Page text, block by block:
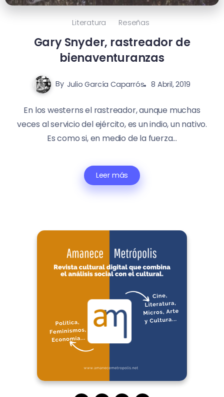
Literatura Reseñas
Gary Snyder, rastreador de
bienaventuranzas
By Julio García Caparrós 8 Abril, 2019
En los westerns el rastreador, aunque muchas
veces al servicio del ejército, es un indio, un nativo.
Es como si, en medio de la fuerza...
Leer más